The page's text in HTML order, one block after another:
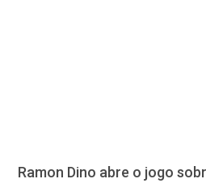
Ramon Dino abre o jogo